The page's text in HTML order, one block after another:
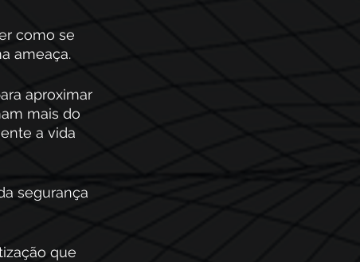
como se
ameaça.
aproximar
mais do
a vida
segurança
que